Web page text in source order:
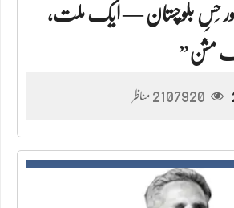
حِسِ بلوچستان — ایک ملت،
مشن”
2107920 مناظر